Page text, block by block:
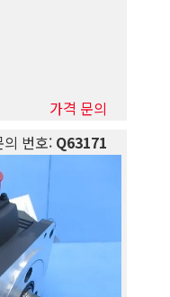
가격 문의
의 번호:Q63171